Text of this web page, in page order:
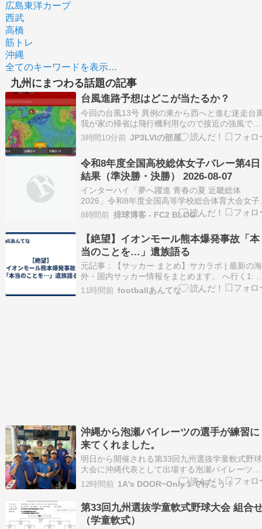
広島東洋カープ
西武
高橋
筋トレ
沖縄
全てのキーワードを表示…
九州にまつわる話題の記事
台風進路予想はどこが当たるか？
今回の台風13号 異例の東から西へと進む迷走台
我が家の帰省は飛行機利用なので接近の強風で飛
ばなくなるのが一番辛い… 1週間以上前から台風
進路予想を見て回っていました どうやら巷での
のが一貫して大陸まで西へ進むという予想を立
て…
3時間10分前 JP3LVIの部屋
令和8年度全国高校総体女子バレー第4日
結果（準決勝・決勝） 2026-08-07
インターハイ「夢へ躍進 青春の夏 近畿総体
2026」令和8年度全国高等学校総合体育大会女子
レーボール競技大会2025年08月03日(月)～08月
日(金) 滋賀県草津市立滋賀トヨタ アリーナ／守
市民体育館＜女子決勝トーナメント＞08月07日
(金) 第4日 準決勝、決勝【…
8時間前 排球博客 - FC2 BLOG
【絶望】イオンモール熊本爆発事故「本
当のことを…」遺族語る
元記事：【サッカー まとめ】サカラボ | 最新の海
外・国内サッカー情報をまとめます。 へ行く1:
れ ★ 2026/08/07(金) 11:12:08.49 ID:kx9lWlv39
8/6(木) 19:03配信 熊本ニュース KAB ONLINE 熊
11時間前 footballあんてな
沖縄から泡瀬パイレーツの選手が練習に
来てくれました。
明日から開催される第33回九州選抜学童軟式野球
大会に沖縄代表として出場する泡瀬パイレーツの
選手の皆さんが練習に来てくれました。みんな元
気がよくて、思い切りのあるスイングがとても印
象に残りました。九州大会では優勝目指してぜひ
頑張ってくださいね。 初心者からプロ野球志望
まで楽しめ…
12時間前 1A's DOOR−Only１で行こう！
第33回九州選抜学童軟式野球大会 組合
（学童軟式）